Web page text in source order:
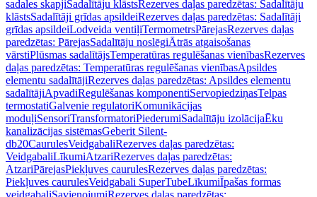
sadales skapjiSadalītāju klāstsRezerves daļas paredzētas: Sadalītāju
klāstsSadalītāji grīdas apsildeiRezerves daļas paredzētas: Sadalītāji
grīdas apsildeiLodveida ventiļiTermometrsPārejasRezerves daļas
paredzētas: PārejasSadalītāju noslēgiĀtrās atgaisošanas
vārstiPlūsmas sadalītājsTemperatūras regulēšanas vienībasRezerves
daļas paredzētas: Temperatūras regulēšanas vienībasApsildes
elementu sadalītājiRezerves daļas paredzētas: Apsildes elementu
sadalītājiApvadiRegulēšanas komponentiServopiedziņasTelpas
termostatiGalvenie regulatoriKomunikācijas
moduļiSensoriTransformatoriPiederumiSadalītāju izolācijaĒku
kanalizācijas sistēmasGeberit Silent-
db20CaurulesVeidgabaliRezerves daļas paredzētas:
VeidgabaliLīkumiAtzariRezerves daļas paredzētas:
AtzariPārejasPiekļuves caurulesRezerves daļas paredzētas:
Piekļuves caurulesVeidgabali SuperTubeLīkumiĪpašas formas
veidgabaliSavienojumiRezerves daļas paredzētas: